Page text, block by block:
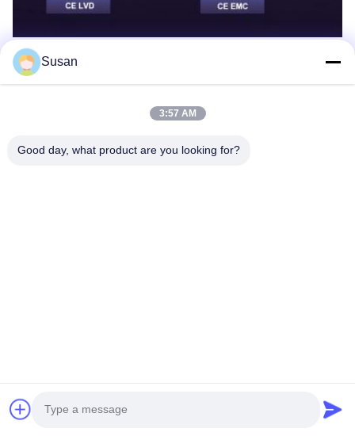
Susan
3:57 AM
Good day, what product are you looking for?